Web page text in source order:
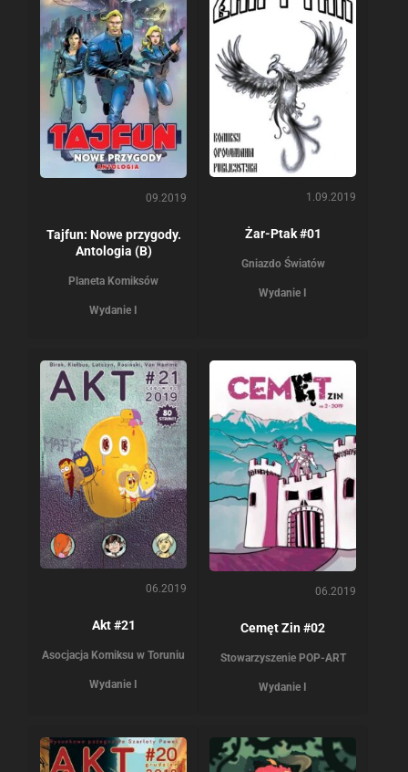
09.2019
Tajfun: Nowe przygody.
Antologia (B)
Planeta Komiksów
Wydanie I
1.09.2019
Żar-Ptak #01
Gniazdo Światów
Wydanie I
06.2019
Akt #21
Asocjacja Komiksu w Toruniu
Wydanie I
06.2019
Cemęt Zin #02
Stowarzyszenie POP-ART
Wydanie I